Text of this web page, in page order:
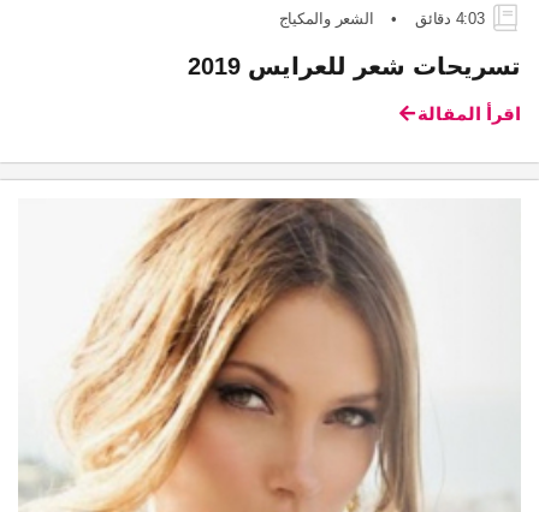
4:03 دقائق • الشعر والمكياج
تسريحات شعر للعرايس 2019
اقرأ المقالة